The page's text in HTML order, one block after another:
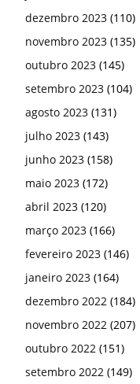
março 2023(166)
fevereiro 2023(146)
janeiro 2023(164)
dezembro 2022 (184)
novembro 2022(207)
outubro 2022(151)
setembro 2022(149)
agosto 2022(166)
julho 2022 (191)
junho 2022(166)
maio 2022(155)
abril 2022(193)
março 2022(206)
fevereiro 2022(176)
janeiro 2022(238)
dezembro 2021 (160)